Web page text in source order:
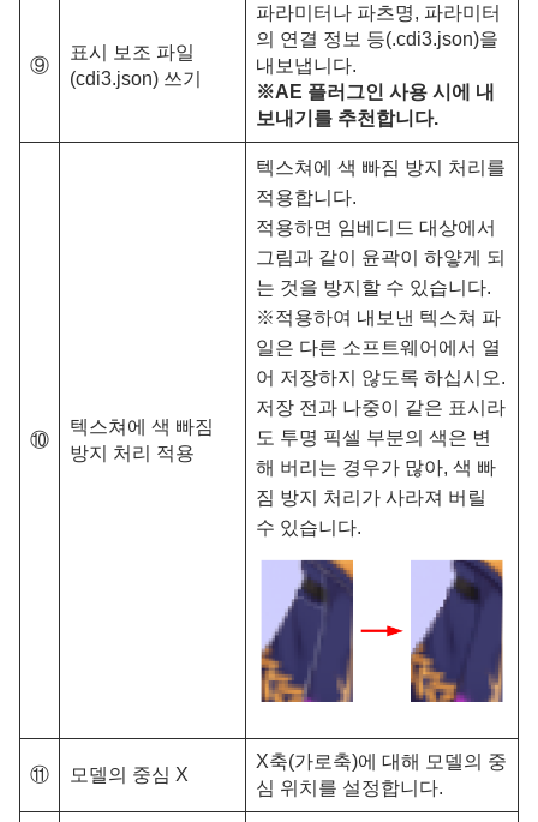
⑨
표시 보조 파일
(cdi3.json) 쓰기
파라미터나 파츠명, 파라미터
의 연결 정보 등(.cdi3.json)을
내보냅니다.
※AE 플러그인 사용 시에 내
보내기를 추천합니다.
⑩
텍스쳐에 색 빠짐
방지 처리 적용
텍스쳐에 색 빠짐 방지 처리를
적용합니다.
적용하면 임베디드 대상에서
그림과 같이 윤곽이 하얗게 되
는 것을 방지할 수 있습니다.
※적용하여 내보낸 텍스쳐 파
일은 다른 소프트웨어에서 열
어 저장하지 않도록 하십시오.
저장 전과 나중이 같은 표시라
도 투명 픽셀 부분의 색은 변
해 버리는 경우가 많아, 색 빠
짐 방지 처리가 사라져 버릴
수 있습니다.
⑪ 모델의 중심 X
X축(가로축)에 대해 모델의 중
심 위치를 설정합니다.